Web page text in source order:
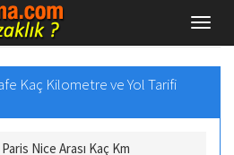
Kaç Kilometre ve Yol Tarifi
Paris Nice Arası Kaç Km